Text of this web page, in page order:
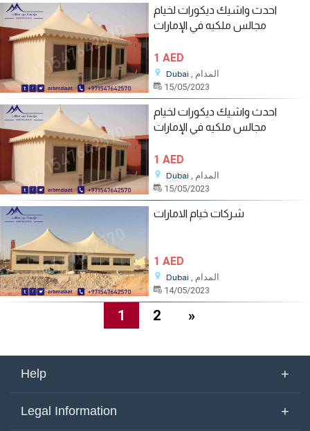
احدث واشيك ديكورات لخيام
مجالس ملكيه في الإمارات
1 AED
Dubai
, المدام
15/05/2023
احدث واشيك ديكورات لخيام
مجالس ملكيه في الإمارات
1 AED
Dubai
, المدام
15/05/2023
شركات خيام الامارات
1 AED
Dubai
, المدام
14/05/2023
1 2 »
Help +
About Us
Legal Information +